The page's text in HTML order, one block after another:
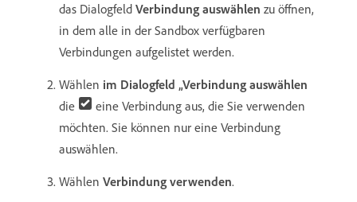
das Dialogfeld Verbindung auswählen zu öffnen,
in dem alle in der Sandbox verfügbaren
Verbindungen aufgelistet werden.
Wählen im Dialogfeld „Verbindung auswählen
die
eine Verbindung aus, die Sie verwenden
möchten. Sie können nur eine Verbindung
auswählen.
Wählen Verbindung verwenden.